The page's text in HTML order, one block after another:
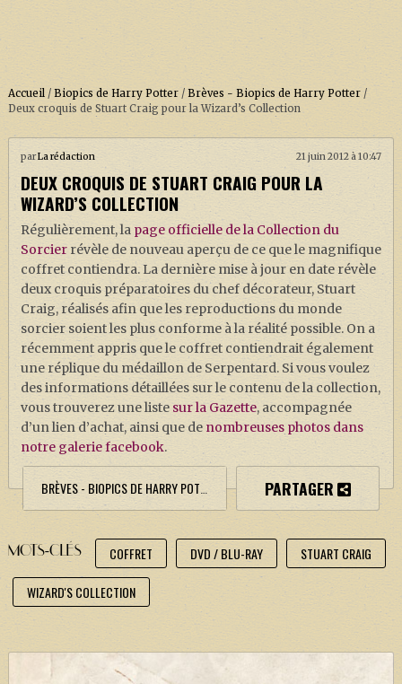
ACCUEIL
À PROPOS
SOUTENEZ-NOUS !
LA SÉRIE HARRY POTTER (REBOOT)
HARRY POTTER : LIVRES
BIOPICS DE HARRY POTTER
LES ANIMAUX FANTASTIQUES
J. K. ROWLING
ARTISANAT MOLDU
FANDOM
LES GRANDS ARTICLES DE LA GAZETTE
DOSSIERS
Accueil/ Biopics de Harry Potter/ Brèves - Biopics de Harry Potter/
Deux croquis de Stuart Craig pour la Wizard’s Collection
parLa rédaction 21 juin 2012 à 10:47
DEUX CROQUIS DE STUART CRAIG POUR LA
WIZARD’S COLLECTION
Régulièrement, la page officielle de la Collection du
Sorcierrévèle de nouveau aperçu de ce que le magnifique
coffret contiendra. La dernière mise à jour en date révèle
deux croquis préparatoires du chef décorateur, Stuart
Craig, réalisés afin que les reproductions du monde
sorcier soient les plus conforme à la réalité possible. On a
récemment appris que le coffret contiendrait également
une réplique du médaillon de Serpentard. Si vous voulez
des informations détaillées sur le contenu de la collection,
vous trouverez une liste sur la Gazette, accompagnée
d’un lien d’achat, ainsi que de nombreuses photos dans
notre galerie facebook.
PARTAGER
MOTS-CLÉS COFFRET DVD / BLU-RAY STUART CRAIG
WIZARD'S COLLECTION